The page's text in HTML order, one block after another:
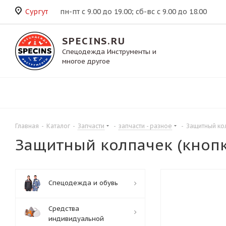
Сургут пн-пт с 9.00 до 19.00; сб-вс с 9.00 до 18.00
SPECINS.RU
Спецодежда Инструменты и
многое другое
Главная - Каталог - Запчасти - запчасти - разное - Защитный
Защитный колпачек
Спецодежда и обувь
Средства
индивидуальной